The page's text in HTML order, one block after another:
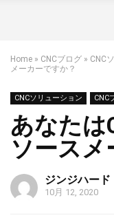
Home » CNCブログ » CNC
メーカーですか？
CNCソリューション CNC
あなたは
ソースメ
ジンジハード
10月 12, 2020